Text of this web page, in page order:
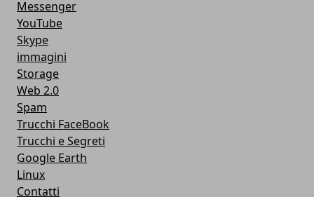
Messenger
YouTube
Skype
immagini
Storage
Web 2.0
Spam
Trucchi FaceBook
Trucchi e Segreti
Google Earth
Linux
Contatti